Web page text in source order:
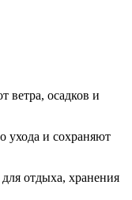
ветра, осадков и
ухода и сохраняют
отдыха, хранения